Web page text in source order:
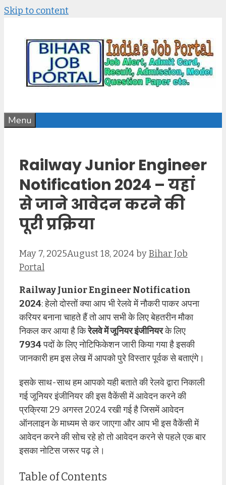
Skip to content
Menu
Railway Junior Engineer
Notification 2024 – यहां
से जाने आवेदन करने की
पूरी प्रक्रिया
May 7, 2025August 18, 2024byBihar Job
Portal
Railway Junior Engineer Notification
2024: हेलो दोस्तों क्या आप भी रेलवे में नौकरी पाकर अपना
करियर बनाना चाहते हैं तो आप सभी के लिए बेहतरीन मौका
निकल कर आया है किरेलवे में जूनियर इंजीनियरके लिए
7934पदों के लिए नोटिफिकेशन जारी किया गया है इसकी
जानकारी हम इस लेख में आपको पुरे विस्तार पूर्वक से बताएंगे।
इसके साथ-साथ हम आपको यही बताते की रेलवे द्वारा निकाली
गई जूनियर इंजीनियर की इस वैकेंसी में आवेदन करने की
प्रक्रिया 29 अगस्त 2024 रखी गई है जिसमें आवेदन
ऑनलाइन के माध्यम से कर जाएगा और आप भी इस वैकेंसी में
आवेदन करने की सोच रहे हो तो आवेदन करने से पहले एक बार
इसका नोटिस जरूर पढ़ ले।
Table of Contents